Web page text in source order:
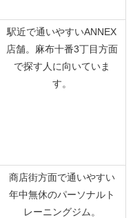
駅近で通いやすいANNEX
店舗。麻布十番3丁目方面
で探す人に向いていま
す。
商店街方面で通いやすい
年中無休のパーソナルト
レーニングジム。